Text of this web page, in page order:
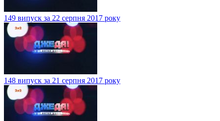
149 випуск за 22 серпня 2017 року
148 випуск за 21 серпня 2017 року